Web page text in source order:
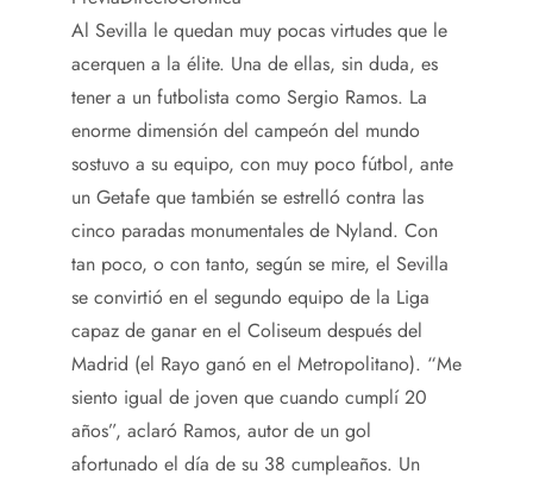
Al Sevilla le quedan muy pocas virtudes que le
acerquen a la élite. Una de ellas, sin duda, es
tener a un futbolista como Sergio Ramos. La
enorme dimensión del campeón del mundo
sostuvo a su equipo, con muy poco fútbol, ante
un Getafe que también se estrelló contra las
cinco paradas monumentales de Nyland. Con
tan poco, o con tanto, según se mire, el Sevilla
se convirtió en el segundo equipo de la Liga
capaz de ganar en el Coliseum después del
Madrid (el Rayo ganó en el Metropolitano). “Me
siento igual de joven que cuando cumplí 20
años”, aclaró Ramos, autor de un gol
afortunado el día de su 38 cumpleaños. Un